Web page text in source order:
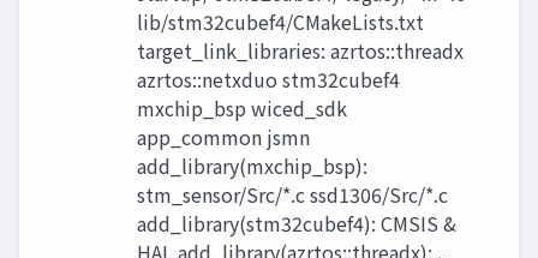
lib/stm32cubef4/CMakeLists.txt
target_link_libraries: azrtos::threadx
azrtos::netxduo stm32cubef4
mxchip_bsp wiced_sdk
app_common jsmn
add_library(mxchip_bsp):
stm_sensor/Src/*.c ssd1306/Src/*.c
add_library(stm32cubef4): CMSIS &
HAL add_library(azrtos::threadx): ...